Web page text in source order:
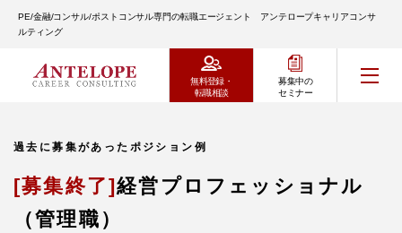
PE/金融/コンサル/ポストコンサル専門の転職エージェント アンテロープキャリアコンサ
ルティング
無料登録・
転職相談
募集中の
セミナー
過去に募集があったポジション例
[募集終了]経営プロフェッショナル
（管理職）